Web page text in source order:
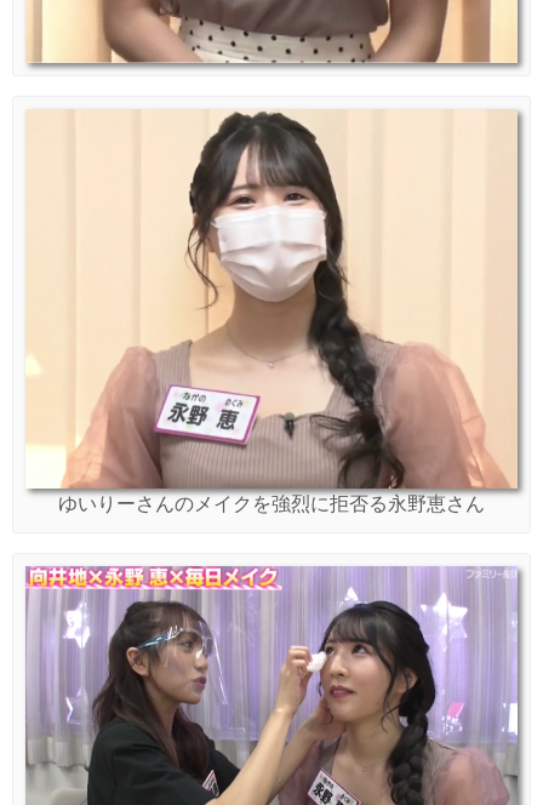
ゆいりーさんのメイクを強烈に拒否る永野恵さん